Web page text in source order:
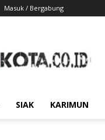
Masuk / Bergabung
Kota
SIAK KARIMUN